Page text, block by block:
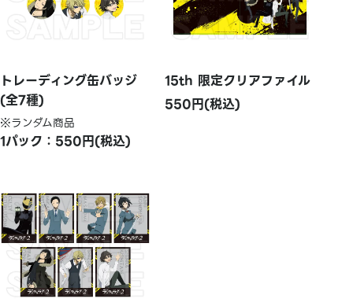
トレーディング缶バッジ
(全7種)
※ランダム商品
1パック：550円(税込)
15th 限定クリアファイル
550円(税込)